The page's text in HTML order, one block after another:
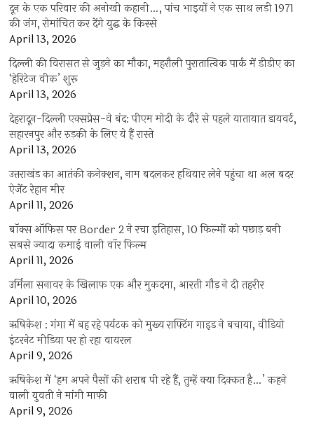
दून के एक परिवार की अनोखी कहानी…, पांच भाइयों ने एक साथ लड़ी 1971
की जंग, रोमांचित कर देंगे युद्ध के किस्से
April 13, 2026
दिल्ली की विरासत से जुड़ने का मौका, महरौली पुरातात्विक पार्क में डीडीए का
‘हेरिटेज वीक’ शुरू
April 13, 2026
देहरादून-दिल्ली एक्सप्रेस-वे बंद: पीएम मोदी के दौरे से पहले यातायात डायवर्ट,
सहारनपुर और रुड़की के लिए ये हैं रास्ते
April 13, 2026
उत्तराखंड का आतंकी कनेक्शन, नाम बदलकर हथियार लेने पहुंचा था अल बदर
ऐजेंट रेहान मीर
April 11, 2026
बॉक्स ऑफिस पर Border 2 ने रचा इतिहास, 10 फिल्मों को पछाड़ बनी
सबसे ज्यादा कमाई वाली वॉर फिल्म
April 11, 2026
उर्मिला सनावर के खिलाफ एक और मुकदमा, आरती गौड़ ने दी तहरीर
April 10, 2026
ऋषिकेश : गंगा में बह रहे पर्यटक को मुख्य राफ्टिंग गाइड ने बचाया, वीडियो
इंटरनेट मीडिया पर हो रहा वायरल
April 9, 2026
ऋषिकेश में ‘हम अपने पैसों की शराब पी रहे हैं, तुम्हें क्या दिक्कत है…’ कहने
वाली युवती ने मांगी माफी
April 9, 2026